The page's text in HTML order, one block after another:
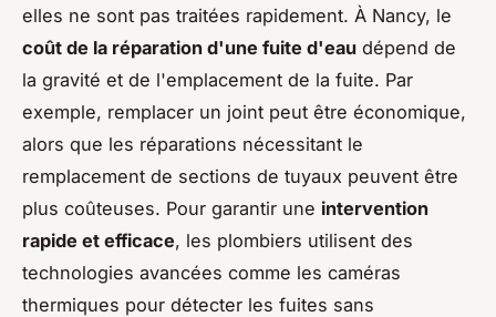
elles ne sont pas traitées rapidement. À Nancy, le
coût de la réparation d'une fuite d'eau dépend de
la gravité et de l'emplacement de la fuite. Par
exemple, remplacer un joint peut être économique,
alors que les réparations nécessitant le
remplacement de sections de tuyaux peuvent être
plus coûteuses. Pour garantir une intervention
rapide et efficace, les plombiers utilisent des
technologies avancées comme les caméras
thermiques pour détecter les fuites sans